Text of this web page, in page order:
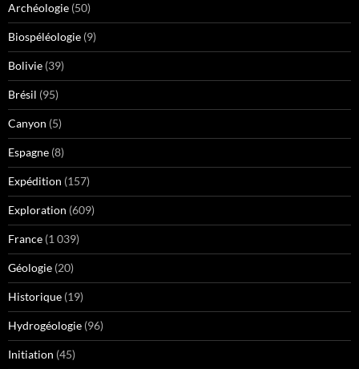
Archéologie (50)
Biospéléologie (9)
Bolivie (39)
Brésil (95)
Canyon (5)
Espagne (8)
Expédition (157)
Exploration (609)
France (1 039)
Géologie (20)
Historique (19)
Hydrogéologie (96)
Initiation (45)